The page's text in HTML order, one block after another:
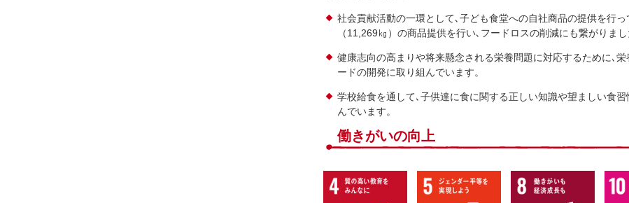
社会貢献活動の一環として､子ども食堂への自社商品の提供を行
（11,269㎏）の商品提供を行い､フードロスの削減にも繋がりまし
健康志向の高まりや将来懸念される栄養問題に対応するために､
ードの開発に取り組んでいます。
学校給食を通して､子供達に食に関する正しい知識や望ましい食
んでいます。
働きがいの向上